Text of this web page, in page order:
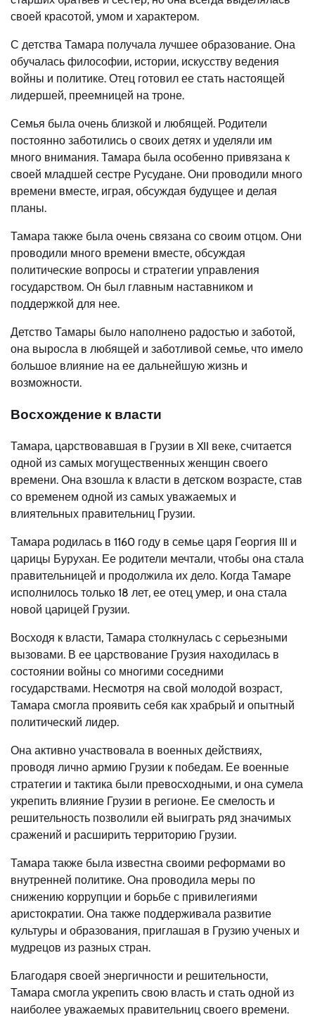
своей красотой, умом и характером.
С детства Тамара получала лучшее образование. Она
обучалась философии, истории, искусству ведения
войны и политике. Отец готовил ее стать настоящей
лидершей, преемницей на троне.
Семья была очень близкой и любящей. Родители
постоянно заботились о своих детях и уделяли им
много внимания. Тамара была особенно привязана к
своей младшей сестре Русудане. Они проводили много
времени вместе, играя, обсуждая будущее и делая
планы.
Тамара также была очень связана со своим отцом. Они
проводили много времени вместе, обсуждая
политические вопросы и стратегии управления
государством. Он был главным наставником и
поддержкой для нее.
Детство Тамары было наполнено радостью и заботой,
она выросла в любящей и заботливой семье, что имело
большое влияние на ее дальнейшую жизнь и
возможности.
Восхождение к власти
Тамара, царствовавшая в Грузии в XII веке, считается
одной из самых могущественных женщин своего
времени. Она взошла к власти в детском возрасте, став
со временем одной из самых уважаемых и
влиятельных правительниц Грузии.
Тамара родилась в 1160 году в семье царя Георгия III и
царицы Бурухан. Ее родители мечтали, чтобы она стала
правительницей и продолжила их дело. Когда Тамаре
исполнилось только 18 лет, ее отец умер, и она стала
новой царицей Грузии.
Восходя к власти, Тамара столкнулась с серьезными
вызовами. В ее царствование Грузия находилась в
состоянии войны со многими соседними
государствами. Несмотря на свой молодой возраст,
Тамара смогла проявить себя как храбрый и опытный
политический лидер.
Она активно участвовала в военных действиях,
проводя лично армию Грузии к победам. Ее военные
стратегии и тактика были превосходными, и она сумела
укрепить влияние Грузии в регионе. Ее смелость и
решительность позволили ей выиграть ряд значимых
сражений и расширить территорию Грузии.
Тамара также была известна своими реформами во
внутренней политике. Она проводила меры по
снижению коррупции и борьбе с привилегиями
аристократии. Она также поддерживала развитие
культуры и образования, приглашая в Грузию ученых и
мудрецов из разных стран.
Благодаря своей энергичности и решительности,
Тамара смогла укрепить свою власть и стать одной из
наиболее уважаемых правительниц своего времени.